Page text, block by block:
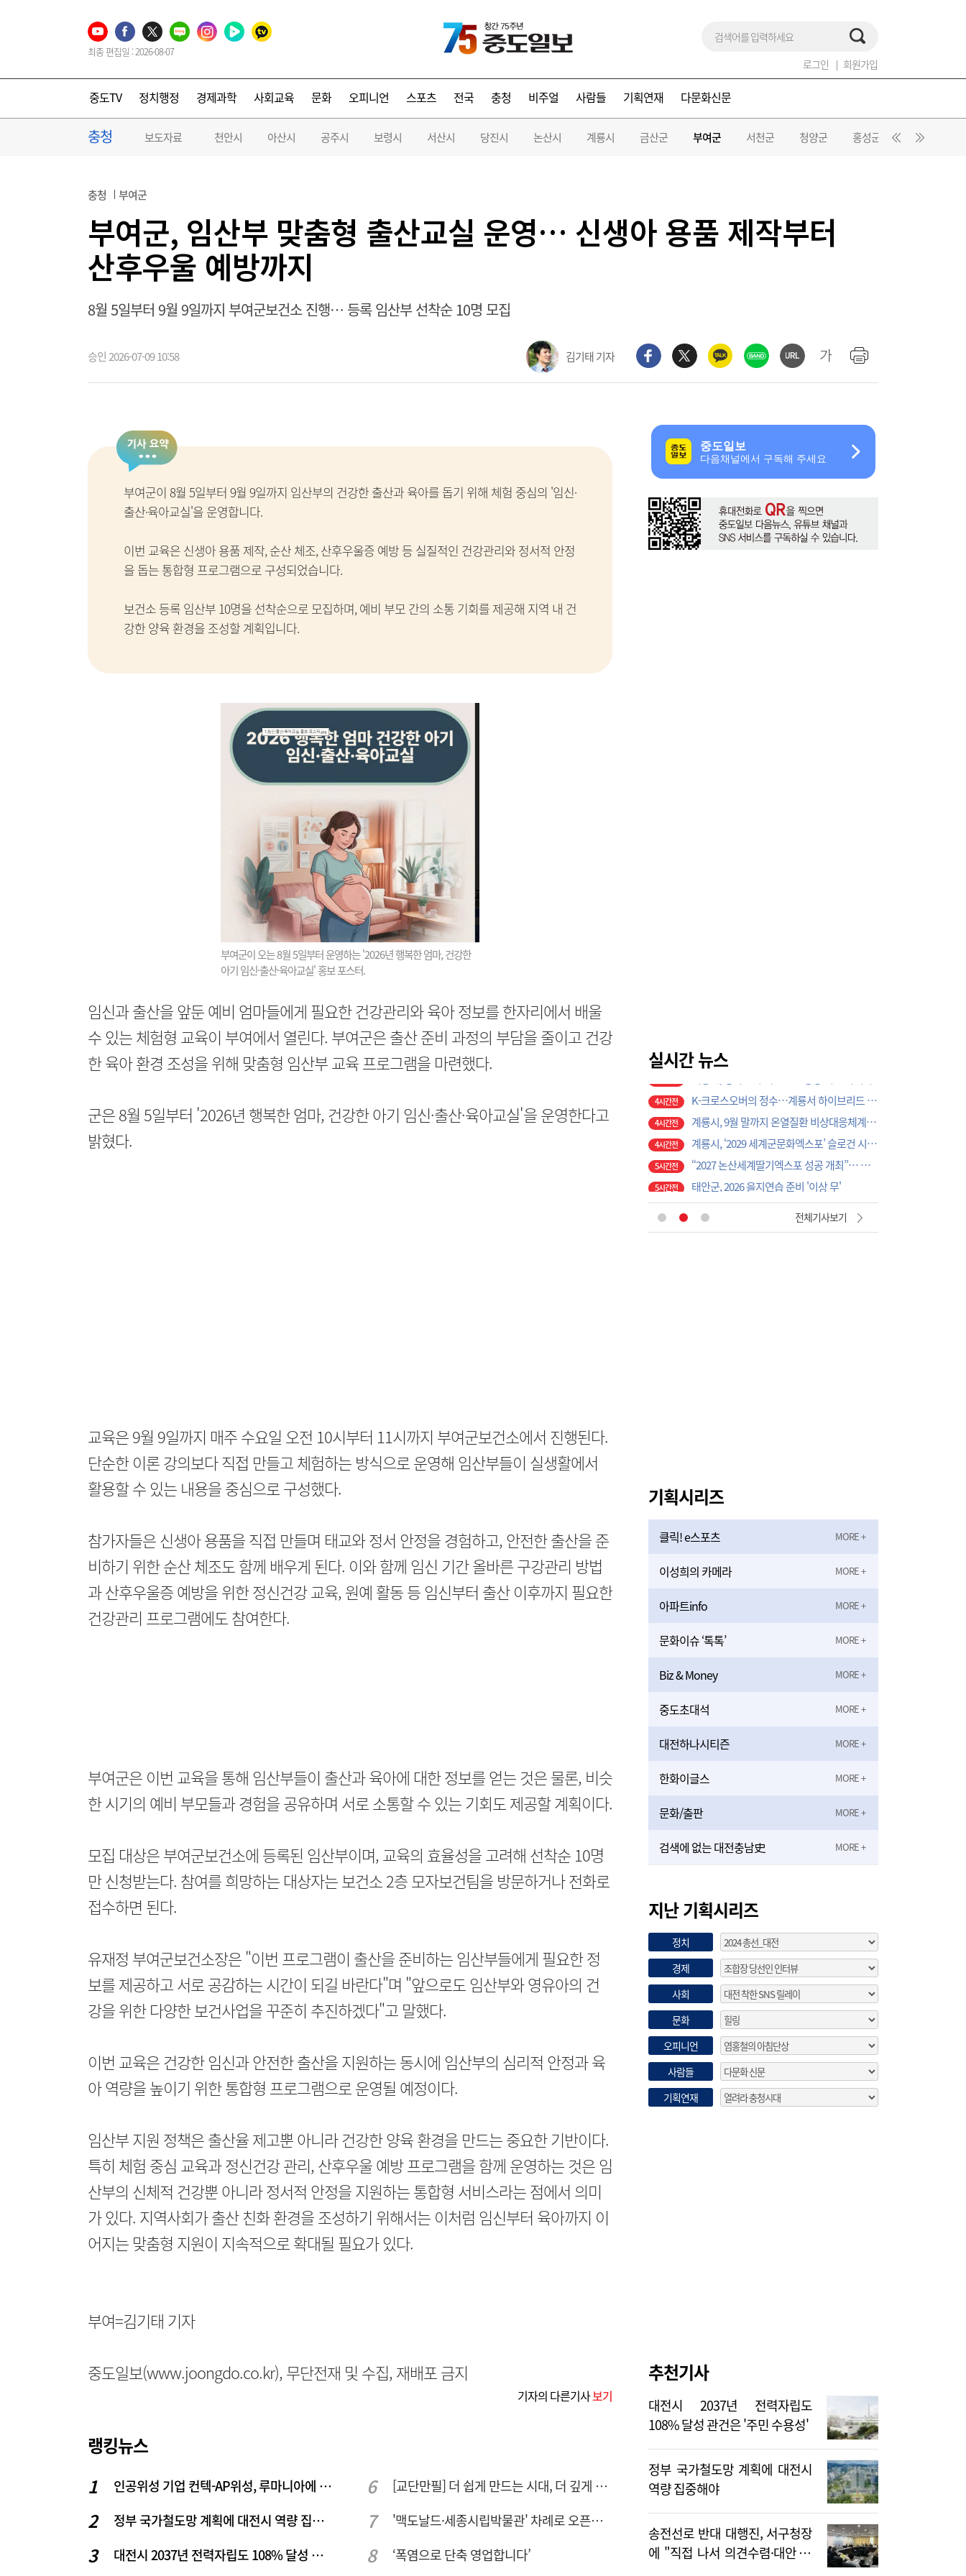
최종 편집일 : 2026-08-07
로그인 회원가입
중도TV 정치행정 경제과학 사회교육 문화 오피니언 스포츠 전국 충청 비주얼 사람들 기획연재 다문화신문
충청 보도자료 천안시 아산시 공주시 보령시 서산시 당진시 논산시 계룡시 금산군 부여군 서천군 청양군 홍성군 예산군
충청 부여군
부여군, 임산부 맞춤형 출산교실 운영… 신생아 용품 제작부터
산후우울 예방까지
8월 5일부터 9월 9일까지 부여군보건소 진행… 등록 임산부 선착순 10명 모집
승인 2026-07-09 10:58 김기태 기자
부여군이 8월 5일부터 9월 9일까지 임산부의 건강한 출산과 육아를 돕기 위해 체험 중심의 '임신·
출산·육아교실'을 운영합니다.
이번 교육은 신생아 용품 제작, 순산 체조, 산후우울증 예방 등 실질적인 건강관리와 정서적 안정
을 돕는 통합형 프로그램으로 구성되었습니다.
보건소 등록 임산부 10명을 선착순으로 모집하며, 예비 부모 간의 소통 기회를 제공해 지역 내 건
강한 양육 환경을 조성할 계획입니다.
부여군이 오는 8월 5일부터 운영하는 '2026년 행복한 엄마, 건강한
아기 임신·출산·육아교실' 홍보 포스터.
임신과 출산을 앞둔 예비 엄마들에게 필요한 건강관리와 육아 정보를 한자리에서 배울
수 있는 체험형 교육이 부여에서 열린다. 부여군은 출산 준비 과정의 부담을 줄이고 건강
한 육아 환경 조성을 위해 맞춤형 임산부 교육 프로그램을 마련했다.
군은 8월 5일부터 '2026년 행복한 엄마, 건강한 아기 임신·출산·육아교실'을 운영한다고
밝혔다.
교육은 9월 9일까지 매주 수요일 오전 10시부터 11시까지 부여군보건소에서 진행된다.
단순한 이론 강의보다 직접 만들고 체험하는 방식으로 운영해 임산부들이 실생활에서
활용할 수 있는 내용을 중심으로 구성했다.
참가자들은 신생아 용품을 직접 만들며 태교와 정서 안정을 경험하고, 안전한 출산을 준
비하기 위한 순산 체조도 함께 배우게 된다. 이와 함께 임신 기간 올바른 구강관리 방법
과 산후우울증 예방을 위한 정신건강 교육, 원예 활동 등 임신부터 출산 이후까지 필요한
건강관리 프로그램에도 참여한다.
부여군은 이번 교육을 통해 임산부들이 출산과 육아에 대한 정보를 얻는 것은 물론, 비슷
한 시기의 예비 부모들과 경험을 공유하며 서로 소통할 수 있는 기회도 제공할 계획이다.
모집 대상은 부여군보건소에 등록된 임산부이며, 교육의 효율성을 고려해 선착순 10명
만 신청받는다. 참여를 희망하는 대상자는 보건소 2층 모자보건팀을 방문하거나 전화로
접수하면 된다.
유재정 부여군보건소장은 "이번 프로그램이 출산을 준비하는 임산부들에게 필요한 정
보를 제공하고 서로 공감하는 시간이 되길 바란다"며 "앞으로도 임산부와 영유아의 건
강을 위한 다양한 보건사업을 꾸준히 추진하겠다"고 말했다.
이번 교육은 건강한 임신과 안전한 출산을 지원하는 동시에 임산부의 심리적 안정과 육
아 역량을 높이기 위한 통합형 프로그램으로 운영될 예정이다.
임산부 지원 정책은 출산율 제고뿐 아니라 건강한 양육 환경을 만드는 중요한 기반이다.
특히 체험 중심 교육과 정신건강 관리, 산후우울 예방 프로그램을 함께 운영하는 것은 임
산부의 신체적 건강뿐 아니라 정서적 안정을 지원하는 통합형 서비스라는 점에서 의미
가 있다. 지역사회가 출산 친화 환경을 조성하기 위해서는 이처럼 임신부터 육아까지 이
어지는 맞춤형 지원이 지속적으로 확대될 필요가 있다.
부여=김기태 기자
중도일보(www.joongdo.co.kr), 무단전재 및 수집, 재배포 금지
기자의 다른기사보기
랭킹뉴스
인공위성 기업 컨텍-AP위성, 루마니아에 지상국 시스템 전수
정부 국가철도망 계획에 대전시 역량 집중해야
대전시 2037년 전력자립도 108% 달성 관건은 '주민 수용성'
[교단만필] 더 쉽게 만드는 시대, 더 깊게 배우는 교육
'맥도날드·세종시립박물관' 차례로 오픈… 고운동 정주여건 좋아진다
‘폭염으로 단축 영업합니다’
실시간 뉴스
4시간전
4시간전
5시간전 “2027 논산세계딸기엑스포 성공 개최”… 지역 단체·기업 응원 열기 ‘후끈’
5시간전 태안군, 2026 을지연습 준비 '이상 무'
5시간전
5시간전
56분전 [현장에서 만난 사람]세계 최대 반도체 공정 장비 제조 기업 ASML 한종호 매니저
1시간전 대전교육청 교육국장에 명달호… 9월 1일자 181명 인사
전체기사보기
기획시리즈
클릭! e스포츠
이성희의 카메라
아파트info
문화이슈 ‘톡톡’
Biz & Money
중도초대석
대전하나시티즌
한화이글스
문화/출판
검색에 없는 대전충남史
지난 기획시리즈
정치
경제
사회
문화
오피니언
사람들
기획연재
추천기사
대전시 2037년 전력자립도
108% 달성 관건은 '주민 수용성'
정부 국가철도망 계획에 대전시
역량 집중해야
송전선로 반대 대행진, 서구청장
에 "직접 나서 의견수렴·대안 제